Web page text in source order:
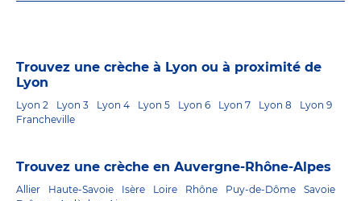
Trouvez une crèche à Lyon ou à proximité de
Lyon
Lyon 2 Lyon 3 Lyon 4 Lyon 5 Lyon 6 Lyon 7 Lyon 8
Lyon 9
Francheville
Trouvez une crèche en Auvergne-Rhône-Alpes
Allier Haute-Savoie Isère Loire Rhône Puy-de-Dôme
Savoie